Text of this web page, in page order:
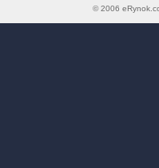
© 2006